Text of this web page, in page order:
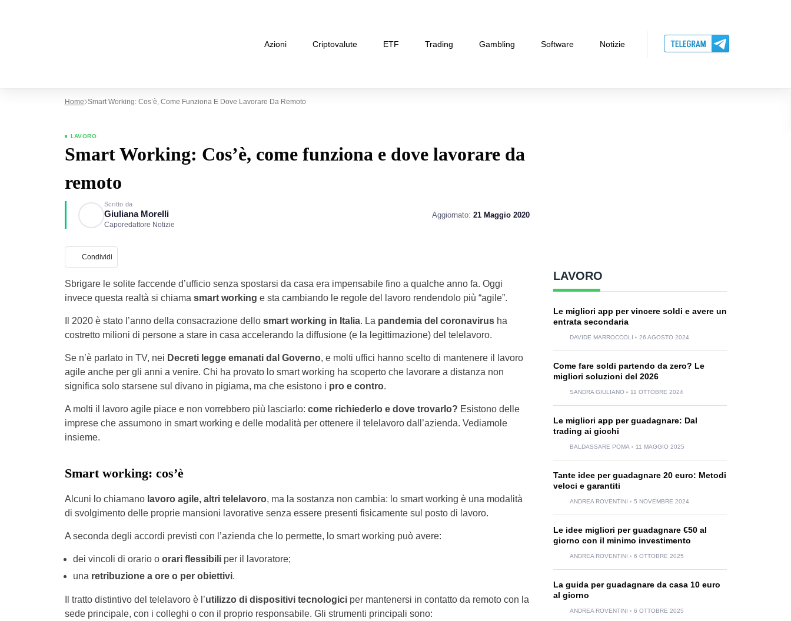
Azioni Criptovalute ETF Trading Gambling Software Notizie
Home Smart Working: Cos’è, Come Funziona E Dove Lavorare Da Remoto
LAVORO
Smart Working: Cos’è, come funziona e dove lavorare da
remoto
Scritto da
Giuliana Morelli
Caporedattore Notizie
Aggiornato: 21 Maggio 2020
Condividi
Sbrigare le solite faccende d’ufficio senza spostarsi da casa era impensabile fino a qualche anno fa. Oggi
invece questa realtà si chiama smart working e sta cambiando le regole del lavoro rendendolo più “agile”.
Il 2020 è stato l’anno della consacrazione dello smart working in Italia. La pandemia del coronavirusha
costretto milioni di persone a stare in casa accelerando la diffusione (e la legittimazione) del telelavoro.
Se n’è parlato in TV, nei Decreti legge emanati dal Governo, e molti uffici hanno scelto di mantenere il lavoro
agile anche per gli anni a venire. Chi ha provato lo smart working ha scoperto che lavorare a distanza non
significa solo starsene sul divano in pigiama, ma che esistono i pro e contro.
A molti il lavoro agile piace e non vorrebbero più lasciarlo: come richiederlo e dove trovarlo? Esistono delle
imprese che assumono in smart working e delle modalità per ottenere il telelavoro dall’azienda. Vediamole
insieme.
Smart working: cos’è
Alcuni lo chiamano lavoro agile, altri telelavoro, ma la sostanza non cambia: lo smart working è una modalità
di svolgimento delle proprie mansioni lavorative senza essere presenti fisicamente sul posto di lavoro.
A seconda degli accordi previsti con l’azienda che lo permette, lo smart working può avere:
dei vincoli di orario o orari flessibiliper il lavoratore;
una retribuzione a ore o per obiettivi.
Il tratto distintivo del telelavoro è l’utilizzo di dispositivi tecnologici per mantenersi in contatto da remoto con la
sede principale, con i colleghi o con il proprio responsabile. Gli strumenti principali sono:
LAVORO
Le migliori app per vincere soldi e avere un
entrata secondaria
DAVIDE MARROCCOLI 26 AGOSTO 2024
Come fare soldi partendo da zero? Le
migliori soluzioni del 2026
SANDRA GIULIANO 11 OTTOBRE 2024
Le migliori app per guadagnare: Dal
trading ai giochi
BALDASSARE POMA 11 MAGGIO 2025
Tante idee per guadagnare 20 euro: Metodi
veloci e garantiti
ANDREA ROVENTINI 5 NOVEMBRE 2024
Le idee migliori per guadagnare €50 al
giorno con il minimo investimento
ANDREA ROVENTINI 6 OTTOBRE 2025
La guida per guadagnare da casa 10 euro
al giorno
ANDREA ROVENTINI 6 OTTOBRE 2025